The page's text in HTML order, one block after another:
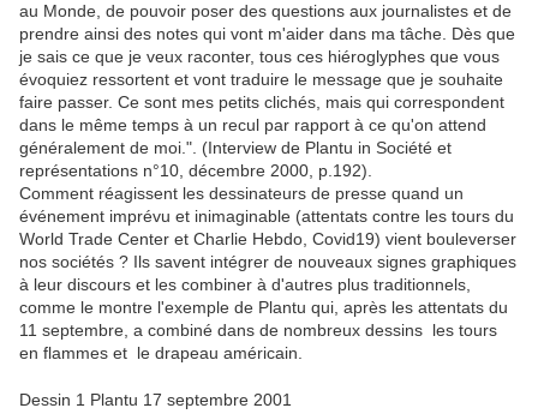
au Monde, de pouvoir poser des questions aux journalistes et de
prendre ainsi des notes qui vont m'aider dans ma tâche. Dès que
je sais ce que je veux raconter, tous ces hiéroglyphes que vous
évoquiez ressortent et vont traduire le message que je souhaite
faire passer. Ce sont mes petits clichés, mais qui correspondent
dans le même temps à un recul par rapport à ce qu'on attend
généralement de moi.". (Interview de Plantu in Société et
représentations n°10, décembre 2000, p.192).
Comment réagissent les dessinateurs de presse quand un
événement imprévu et inimaginable (attentats contre les tours du
World Trade Center et Charlie Hebdo, Covid19) vient bouleverser
nos sociétés ? Ils savent intégrer de nouveaux signes graphiques
à leur discours et les combiner à d'autres plus traditionnels,
comme le montre l'exemple de Plantu qui, après les attentats du
11 septembre, a combiné dans de nombreux dessins les tours
en flammes et le drapeau américain.
Dessin 1 Plantu 17 septembre 2001